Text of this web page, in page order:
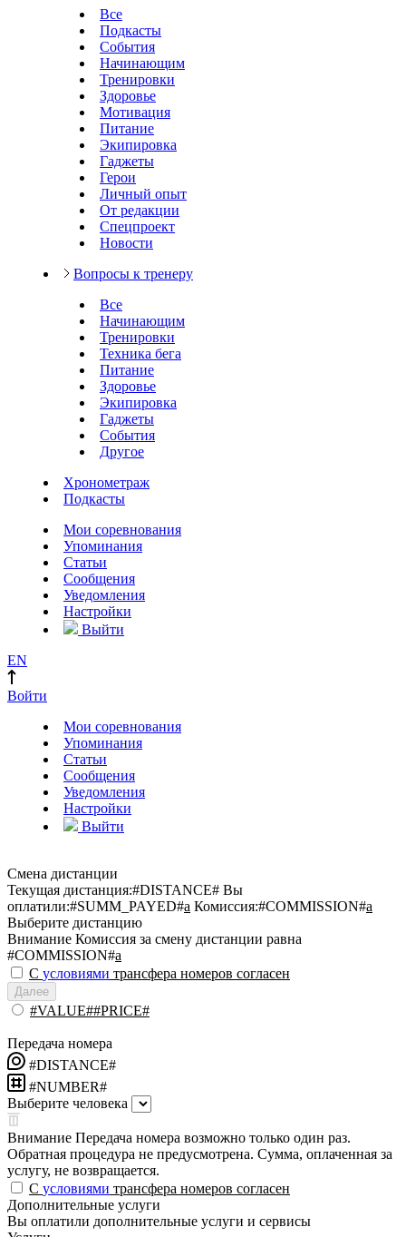
Все
Подкасты
События
Начинающим
Тренировки
Здоровье
Мотивация
Питание
Экипировка
Гаджеты
Герои
Личный опыт
От редакции
Спецпроект
Новости
Вопросы к тренеру
Все
Начинающим
Тренировки
Техника бега
Питание
Здоровье
Экипировка
Гаджеты
События
Другое
Хронометраж
Подкасты
Мои соревнования
Упоминания
Статьи
Сообщения
Уведомления
Настройки
Выйти
EN
Войти
Мои соревнования
Упоминания
Статьи
Сообщения
Уведомления
Настройки
Выйти
Смена дистанции
Текущая дистанция:#DISTANCE# Вы
оплатили:#SUMM_PAYED#a Комиссия:#COMMISSION#a
Выберите дистанцию
Внимание Комиссия за смену дистанции равна
#COMMISSION#a
С условиями трансфера номеров согласен
Далее
#VALUE##PRICE#
Передача номера
#DISTANCE#
#NUMBER#
Выберите человека
Внимание Передача номера возможно только один раз.
Обратная процедура не предусмотрена. Сумма, оплаченная за
услугу, не возвращается.
С условиями трансфера номеров согласен
Дополнительные услуги
Вы оплатили дополнительные услуги и сервисы